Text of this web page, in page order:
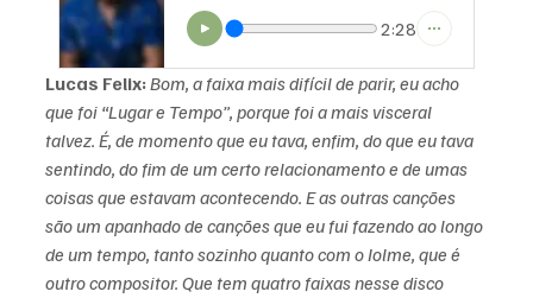
2:28
Lucas Felix:Bom, a faixa mais difícil de parir, eu acho
que foi “Lugar e Tempo”, porque foi a mais visceral
talvez. É, de momento que eu tava, enfim, do que eu tava
sentindo, do fim de um certo relacionamento e de umas
coisas que estavam acontecendo. E as outras canções
são um apanhado de canções que eu fui fazendo ao longo
de um tempo, tanto sozinho quanto com o Iolme, que é
outro compositor. Que tem quatro faixas nesse disco